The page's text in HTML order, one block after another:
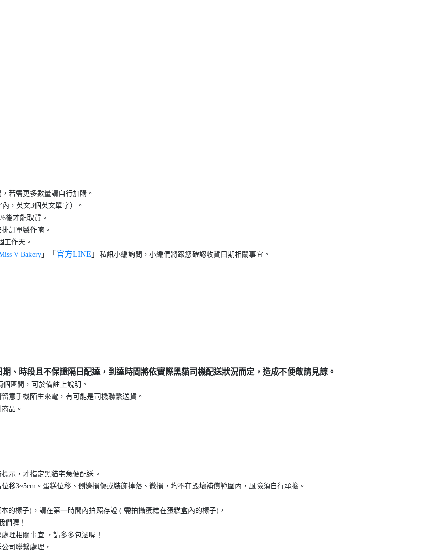
若需更多數量請自行加購。
，英文3個英文單字）。
後才能取貨。
訂單製作唷。
工作天。
V Bakery 」 「 官方LINE 」 私訊小編詢問，小編們將跟您確認收貨日期相關事宜。
、時段且不保證隔日配達，到達時間將依實際黑貓司機配送狀況而定，造成不便敬請見諒。
區間，可於備註上說明。
意手機陌生來電，有可能是司機聯繫送貨。
品。
示，才指定黑貓宅急便配送。
3~5cm。蛋糕位移、側邊損傷或裝飾掉落、微損，均不在毀壞補償範圍內，風險須自行承擔。
樣子)，請在第一時間內拍照存證 ( 需拍攝蛋糕在蛋糕盒內的樣子)，
們喔！
理相關事宜 ，請多多包涵喔！
司聯繫處理，